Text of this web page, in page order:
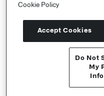
Terms of Use ↗
Do Not Sell or Share
Cookie Policy
Accept Cookies
Do Not
My